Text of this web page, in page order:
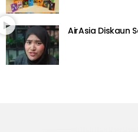
AirAsia Diskaun